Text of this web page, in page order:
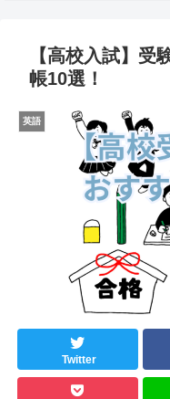
【高校入試】受
帳10選！
英語
Twitter